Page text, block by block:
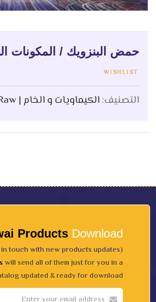
حمض البنزويك / المكونات
WISHLIST
التصنيف:الكيماويات و الخام | Chemicals & Raw
Products Download
(Keep in touch with new products updates)
will send all of them just for you in a
updated & ready for download.